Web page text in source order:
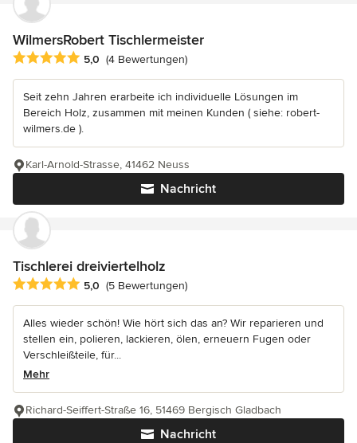
WilmersRobert Tischlermeister
Durchschnittliche Bewertung: 5 von 5 Sternen
5,0 (4 Bewertungen)
Seit zehn Jahren erarbeite ich individuelle Lösungen im
Bereich Holz, zusammen mit meinen Kunden ( siehe: robert-
wilmers.de ).
Nachricht
Karl-Arnold-Strasse, 41462 Neuss
Tischlerei dreiviertelholz
Durchschnittliche Bewertung: 5 von 5 Sternen
5,0 (5 Bewertungen)
Alles wieder schön! Wie hört sich das an? Wir reparieren und
stellen ein, polieren, lackieren, ölen, erneuern Fugen oder
Verschleißteile, für...
Mehr
Nachricht
Richard-Seiffert-Straße 16, 51469 Bergisch Gladbach